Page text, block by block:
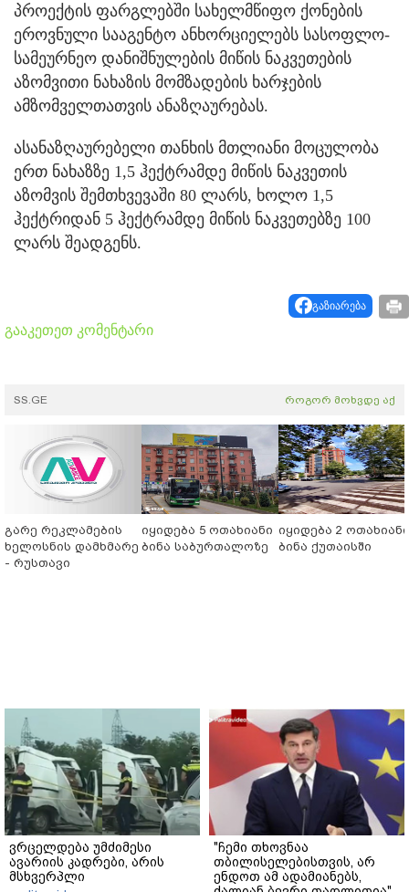
პროექტის ფარგლებში სახელმწიფო ქონების
ეროვნული სააგენტო ანხორციელებს სასოფლო-
სამეურნეო დანიშნულების მიწის ნაკვეთების
აზომვითი ნახაზის მომზადების ხარჯების
ამზომველთათვის ანაზღაურებას.
ასანაზღაურებელი თანხის მთლიანი მოცულობა
ერთ ნახაზზე 1,5 ჰექტრამდე მიწის ნაკვეთის
აზომვის შემთხვევაში 80 ლარს, ხოლო 1,5
ჰექტრიდან 5 ჰექტრამდე მიწის ნაკვეთებზე 100
ლარს შეადგენს.
გაზიარება
გააკეთეთ კომენტარი
SS.GE როგორ მოხვდე აქ
გარე რეკლამების
ხელოსნის დამხმარე
- რუსთავი
იყიდება 5 ოთახიანი
ბინა საბურთალოზე
იყიდება 2 ოთახიანი
ბინა ქუთაისში
ვრცელდება უმძიმესი
ავარიის კადრები, არის
მსხვერპლი
"ჩემი თხოვნაა
თბილისელებისთვის, არ
ენდოთ ამ ადამიანებს,